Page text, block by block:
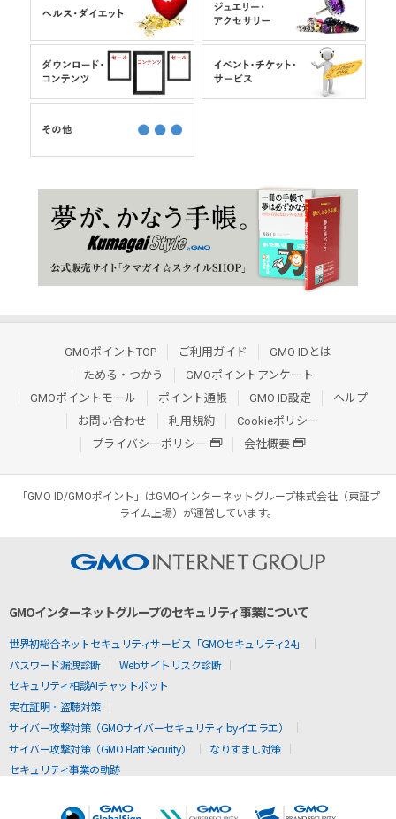
GMOポイントTOP ご利用ガイド
GMO IDとは
ためる・つかう
GMOポイントアンケート
GMOポイントモール
ポイント通帳 GMO ID設定
ヘルプ
お問い合わせ
利用規約
Cookieポリシー
プライバシーポリシー
会社概要
「GMO ID/GMOポイント」はGMOインターネットグループ株式会社（東証プ
ライム上場）が運営しています。
GMOインターネットグループのセキュリティ事業について
世界初総合ネットセキュリティサービス「GMOセキュリティ24」
パスワード漏洩診断
Webサイトリスク診断
セキュリティ相談AIチャットボット
実在証明・盗聴対策
サイバー攻撃対策（GMOサイバーセキュリティ byイエラエ）
サイバー攻撃対策（GMO Flatt Security）
なりすまし対策
セキュリティ事業の軌跡